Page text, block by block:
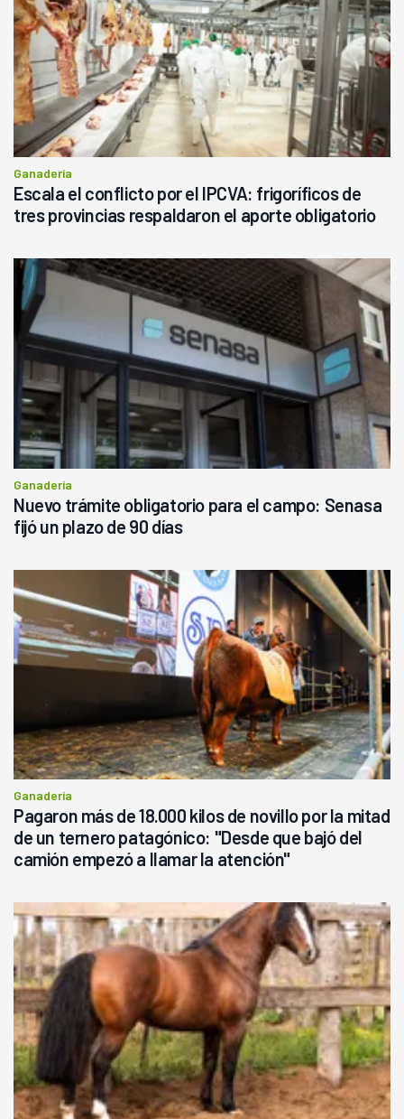
Ganadería
Escala el conflicto por el IPCVA: frigoríficos de
tres provincias respaldaron el aporte obligatorio
Ganadería
Nuevo trámite obligatorio para el campo: Senasa
fijó un plazo de 90 días
Ganadería
Pagaron más de 18.000 kilos de novillo por la mitad
de un ternero patagónico: "Desde que bajó del
camión empezó a llamar la atención"